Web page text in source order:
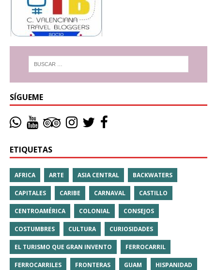
SÍGUEME
ETIQUETAS
AFRICA ARTE ASIA CENTRAL BACKWATERS
CAPITALES CARIBE CARNAVAL CASTILLO
CENTROAMÉRICA COLONIAL CONSEJOS
COSTUMBRES CULTURA CURIOSIDADES
EL TURISMO QUE GRAN INVENTO FERROCARRIL
FERROCARRILES FRONTERAS GUAM HISPANIDAD